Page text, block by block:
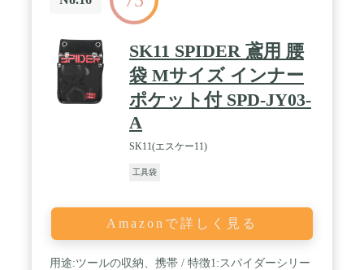
SK11 SPIDER 鳶用 腰
袋 Mサイズ インナー
ポケット付 SPD-JY03-
A
SK11(エスケー11)
工具袋
Amazonで詳しく見る
用途:ツールの収納、携帯 / 特徴1:スパイダーシリー